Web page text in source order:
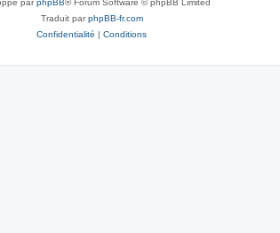
parphpBB® Forum Software © phpBB Limited
Traduit parphpBB-fr.com
Confidentialité | Conditions